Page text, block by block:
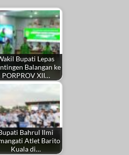
Bupati Lepas
Balangan ke
PORPROV XII…
Bahrul Ilmi
Atlet Barito
Kuala di…